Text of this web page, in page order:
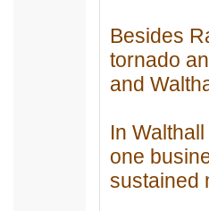
Besides
tornado
and
In
one
sustained